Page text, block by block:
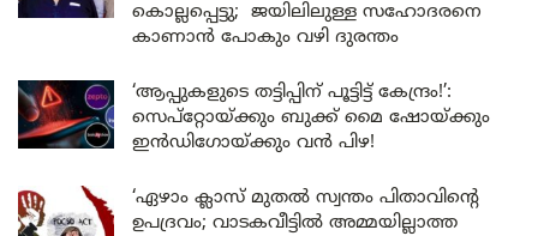
കൊല്ലപ്പെട്ടു; ജയിലിലുള്ള സഹോദരനെ
കാണാൻ പോകും വഴി ദുരന്തം
‘ആപ്പുകളുടെ തട്ടിപ്പിന് പൂട്ടിട്ട് കേന്ദ്രം!’:
സെപ്റ്റോയ്ക്കും ബുക്ക് മൈ ഷോയ്ക്കും
ഇൻഡിഗോയ്ക്കും വൻ പിഴ!
‘ഏഴാം ക്ലാസ് മുതൽ സ്വന്തം പിതാവിന്റെ
ഉപദ്രവം; വാടകവീട്ടിൽ അമ്മയില്ലാത്ത